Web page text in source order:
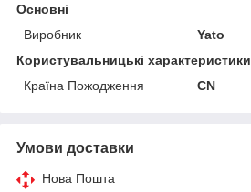
Основні
Виробник
Yato
Користувальницькі характеристики
Країна Пожодження
CN
Умови доставки
Нова Пошта